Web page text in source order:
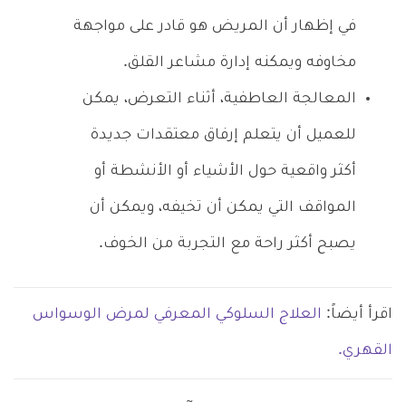
في إظهار أن المريض هو قادر على مواجهة
مخاوفه ويمكنه إدارة مشاعر القلق.
المعالجة العاطفية، أثناء التعرض، يمكن
للعميل أن يتعلم إرفاق معتقدات جديدة
أكثر واقعية حول الأشياء أو الأنشطة أو
المواقف التي يمكن أن تخيفه، ويمكن أن
يصبح أكثر راحة مع التجربة من الخوف.
اقرأ أيضاً: العلاج السلوكي المعرفي لمرض الوسواس
القهري.